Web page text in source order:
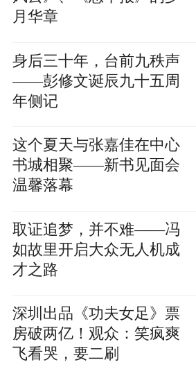
月华章
身后三十年，台前九秩声
——彭修文诞辰九十五周
年侧记
这个夏天与张嘉佳在中心
书城相聚——新书见面会
温馨落幕
取证追梦，并不难——冯
如故里开启大众无人机成
才之路
深圳出品《功夫女足》票
房破两亿！观众：笑疯爽
飞看哭，要二刷